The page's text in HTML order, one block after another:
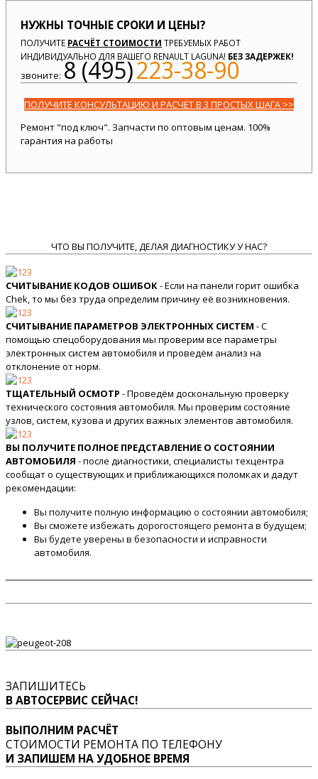
НУЖНЫ ТОЧНЫЕ СРОКИ И ЦЕНЫ?
ПОЛУЧИТЕ РАСЧЁТ СТОИМОСТИ ТРЕБУЕМЫХ РАБОТ
ИНДИВИДУАЛЬНО ДЛЯ ВАШЕГО RENAULT LAGUNA! БЕЗ ЗАДЕРЖЕК!
звоните: 8 (495)223-38-90
ПОЛУЧИТЕ КОНСУЛЬТАЦИЮ И РАСЧЁТ В 3 ПРОСТЫХ ШАГА >>
Ремонт "под ключ". Запчасти по оптовым ценам. 100%
гарантия на работы
ЧТО ВЫ ПОЛУЧИТЕ, ДЕЛАЯ ДИАГНОСТИКУ У НАС?
СЧИТЫВАНИЕ КОДОВ ОШИБОК- Если на панели горит ошибка
Chek, то мы без труда определим причину её возникновения.
СЧИТЫВАНИЕ ПАРАМЕТРОВ ЭЛЕКТРОННЫХ СИСТЕМ - С
помощью спецоборудования мы проверим все параметры
электронных систем автомобиля и проведём анализ на
отклонение от норм.
ТЩАТЕЛЬНЫЙ ОСМОТР - Проведём доскональную проверку
технического состояния автомобиля. Мы проверим состояние
узлов, систем, кузова и других важных элементов автомобиля.
ВЫ ПОЛУЧИТЕ ПОЛНОЕ ПРЕДСТАВЛЕНИЕ О СОСТОЯНИИ
АВТОМОБИЛЯ - после диагностики, специалисты техцентра
сообщат о существующих и приближающихся поломках и дадут
рекомендации:
Вы получите полную информацию о состоянии автомобиля;
Вы сможете избежать дорогостоящего ремонта в будущем;
Вы будете уверены в безопасности и исправности
автомобиля.
ЗАПИШИТЕСЬ
В АВТОСЕРВИС СЕЙЧАС!
ВЫПОЛНИМ РАСЧЁТ
СТОИМОСТИ РЕМОНТА ПО ТЕЛЕФОНУ
И ЗАПИШЕМ НА УДОБНОЕ ВРЕМЯ